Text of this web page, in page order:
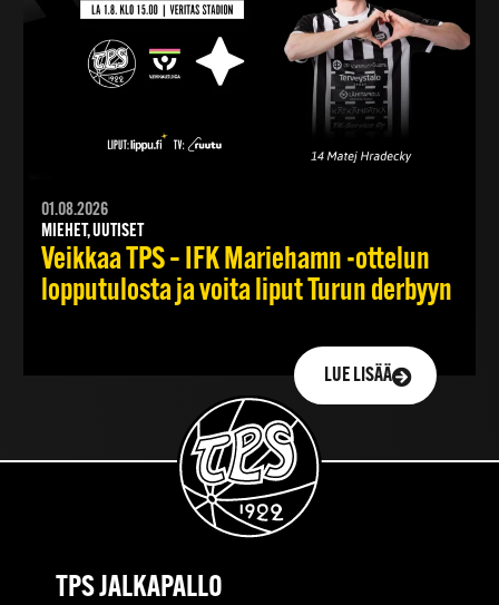
01.08.2026
MIEHET, UUTISET
Veikkaa TPS – IFK Mariehamn -ottelun
lopputulosta ja voita liput Turun derbyyn
LUE LISÄÄ
TPS JALKAPALLO